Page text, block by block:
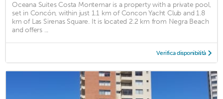
Oceana Suites Costa Montemar is a property with a private pool,
set in Concón, within just 1.1 km of Concon Yacht Club and 1.8
km of Las Sirenas Square. It is located 2.2 km from Negra Beach
and offers ...
Verifica disponibilità